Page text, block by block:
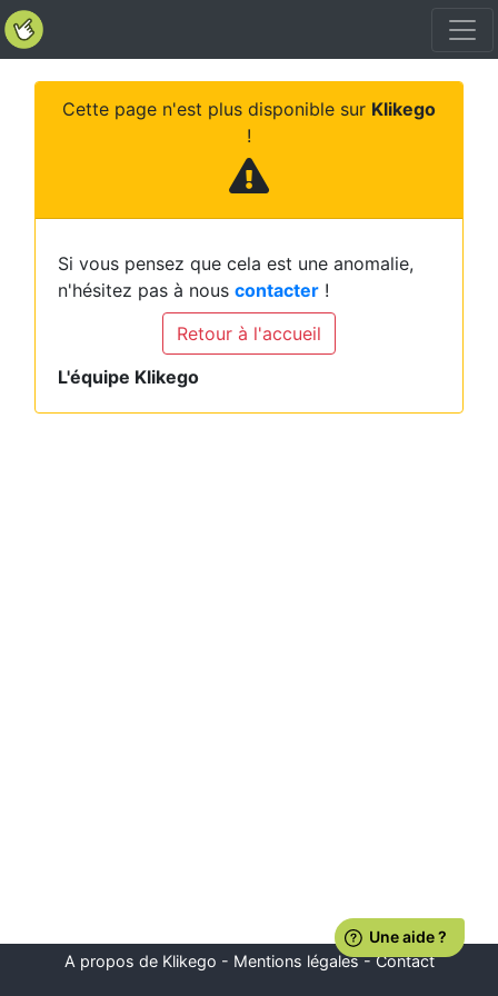
Cette page n'est plus disponible sur Klikego
!
Si vous pensez que cela est une anomalie,
n'hésitez pas à nous contacter !
Retour à l'accueil
L'équipe Klikego
A propos de Klikego - Mentions légales-Contact